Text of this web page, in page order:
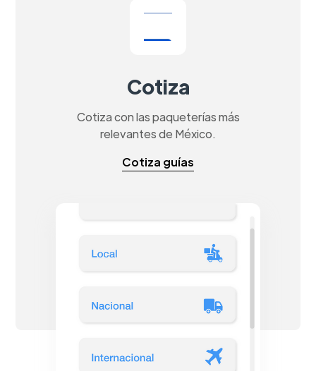
Cotiza
Cotiza con las paqueterías más
relevantes de México.
Cotiza guías